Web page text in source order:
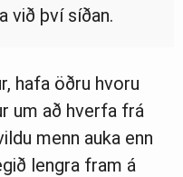
við því síðan.
hafa öðru hvoru
um að hverfa frá
menn auka enn
lengra fram á